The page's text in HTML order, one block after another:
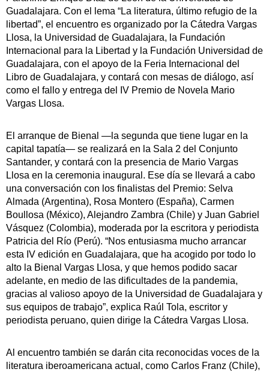
Guadalajara. Con el lema “La literatura, último refugio de la
libertad”, el encuentro es organizado por la Cátedra Vargas
Llosa, la Universidad de Guadalajara, la Fundación
Internacional para la Libertad y la Fundación Universidad de
Guadalajara, con el apoyo de la Feria Internacional del
Libro de Guadalajara, y contará con mesas de diálogo, así
como el fallo y entrega del IV Premio de Novela Mario
Vargas Llosa.
El arranque de Bienal —la segunda que tiene lugar en la
capital tapatía— se realizará en la Sala 2 del Conjunto
Santander, y contará con la presencia de Mario Vargas
Llosa en la ceremonia inaugural. Ese día se llevará a cabo
una conversación con los finalistas del Premio: Selva
Almada (Argentina), Rosa Montero (España), Carmen
Boullosa (México), Alejandro Zambra (Chile) y Juan Gabriel
Vásquez (Colombia), moderada por la escritora y periodista
Patricia del Río (Perú). “Nos entusiasma mucho arrancar
esta IV edición en Guadalajara, que ha acogido por todo lo
alto la Bienal Vargas Llosa, y que hemos podido sacar
adelante, en medio de las dificultades de la pandemia,
gracias al valioso apoyo de la Universidad de Guadalajara y
sus equipos de trabajo”, explica Raúl Tola, escritor y
periodista peruano, quien dirige la Cátedra Vargas Llosa.
Al encuentro también se darán cita reconocidas voces de la
literatura iberoamericana actual, como Carlos Franz (Chile),